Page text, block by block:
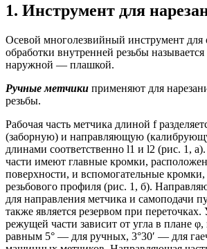
1. Инструмент для
Осевой многолезвийный инструмент для
обработки внутренней резьбы
наружной — плашкой.
Ручные метчики применяют для
резьбы.
Рабочая часть метчика длиной f
(заборную) и направляющую
длинами соответственно l1 и l2 (рис. 1,
части имеют главные кромки,
поверхности, и вспомогательные
резьбового профиля (рис. 1, б).
для направления метчика и самоподачи
также является резервом при переточках.
режущей части зависит от угла в плане φ,
равным 5° — для ручных, 3°30′ — для